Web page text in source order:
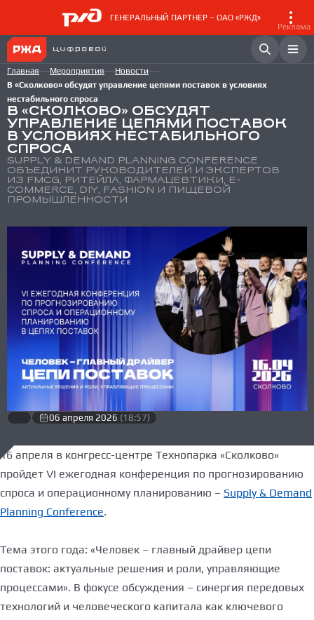
ГЕНЕРАЛЬНЫЙ ПАРТНЕР – ОАО «РЖД»
Реклама
Главная Мероприятия
Новости
В «Сколково» обсудят управление цепями поставок в условиях
нестабильного спроса
В «СКОЛКОВО» ОБСУДЯТ
УПРАВЛЕНИЕ ЦЕПЯМИ ПОСТАВОК
В УСЛОВИЯХ НЕСТАБИЛЬНОГО
СПРОСА
SUPPLY & DEMAND PLANNING CONFERENCE
ОБЪЕДИНИТ РУКОВОДИТЕЛЕЙ И ЭКСПЕРТОВ
ИЗ FMCG, РИТЕЙЛА, ФАРМАЦЕВТИКИ, E-
COMMERCE, DIY, FASHION И ПИЩЕВОЙ
ПРОМЫШЛЕННОСТИ
06 апреля 2026 (18:57)
16 апреля в конгресс-центре Технопарка «Сколково»
пройдет VI ежегодная конференция по прогнозированию
спроса и операционному планированию – Supply & Demand
Planning Conference.
Тема этого года: «Человек – главный драйвер цепи
поставок: актуальные решения и роли, управляющие
процессами». В фокусе обсуждения – синергия передовых
технологий и человеческого капитала как ключевого